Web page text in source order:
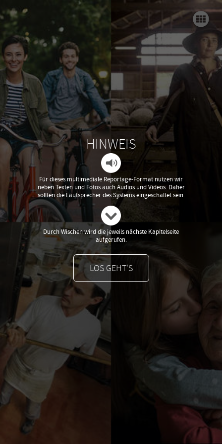
HINWEIS
Für dieses multimediale Reportage-Format nutzen wir
neben Texten und Fotos auch Audios und Videos. Daher
sollten die Lautsprecher des Systems eingeschaltet sein.
Durch Wischen wird die jeweils nächste Kapitelseite
aufgerufen.
LOS GEHT'S
Einstieg und Intro
Themen
Schluss
Gesunde Gemeinde
Gesunde Gemeinden / Gesunde Stadt
Hausärzte&Versorgungsplanung
Gesundheitsversorgung
PORT-Zentren
Bisherige Projektarbeiten
Gesunde Woche 2021
Das sind wir